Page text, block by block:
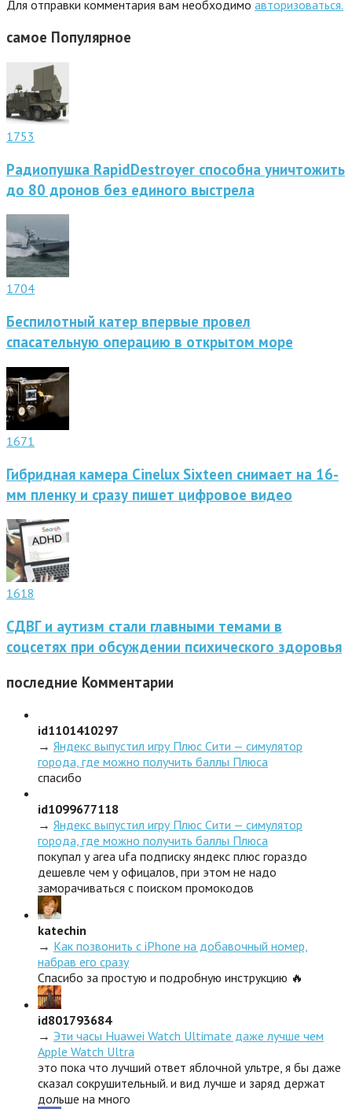
Для отправки комментария вам необходимо авторизоваться.
самое Популярное
1753
Радиопушка RapidDestroyer способна уничтожить
до 80 дронов без единого выстрела
1704
Беспилотный катер впервые провел
спасательную операцию в открытом море
1671
Гибридная камера Cinelux Sixteen снимает на 16-
мм пленку и сразу пишет цифровое видео
1618
СДВГ и аутизм стали главными темами в
соцсетях при обсуждении психического здоровья
последние Комментарии
id1101410297
→ Яндекс выпустил игру Плюс Сити — симулятор
города, где можно получить баллы Плюса
спасибо
id1099677118
→ Яндекс выпустил игру Плюс Сити — симулятор
города, где можно получить баллы Плюса
покупал у area ufa подписку яндекс плюс гораздо
дешевле чем у офицалов, при этом не надо
заморачиваться с поиском промокодов
katechin
→ Как позвонить с iPhone на добавочный номер,
набрав его сразу
Спасибо за простую и подробную инструкцию 🔥
id801793684
→ Эти часы Huawei Watch Ultimate даже лучше чем
Apple Watch Ultra
это пока что лучший ответ яблочной ультре, я бы даже
сказал сокрушительный. и вид лучше и заряд держат
дольше на много